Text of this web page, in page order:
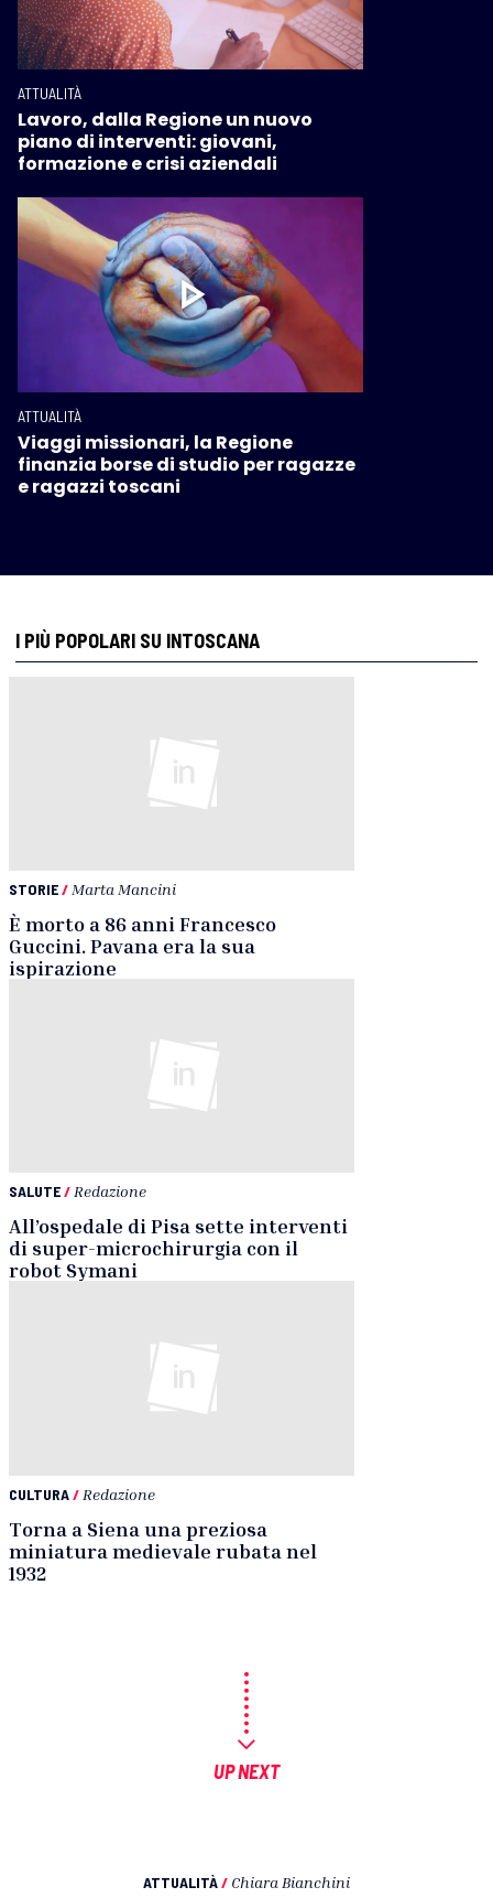
ATTUALITÀ
Lavoro, dalla Regione un nuovo
piano di interventi: giovani,
formazione e crisi aziendali
ATTUALITÀ
Viaggi missionari, la Regione
finanzia borse di studio per ragazze
e ragazzi toscani
I PIÙ POPOLARI SU INTOSCANA
STORIE/ Marta Mancini
È morto a 86 anni Francesco
Guccini. Pavana era la sua
ispirazione
SALUTE/ Redazione
All’ospedale di Pisa sette interventi
di super-microchirurgia con il
robot Symani
CULTURA/ Redazione
Torna a Siena una preziosa
miniatura medievale rubata nel
1932
UP NEXT
ATTUALITÀ/ Chiara Bianchini